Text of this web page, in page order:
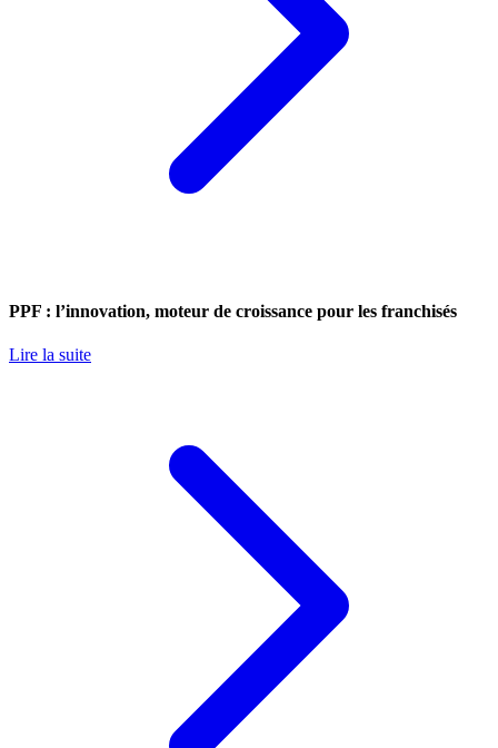
PPF : l’innovation, moteur de croissance pour les franchisés
Lire la suite